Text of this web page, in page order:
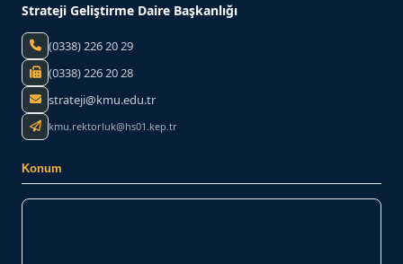
Strateji Geliştirme Daire Başkanlığı
(0338) 226 20 29
(0338) 226 20 28
strateji@kmu.edu.tr
kmu.rektorluk@hs01.kep.tr
Konum